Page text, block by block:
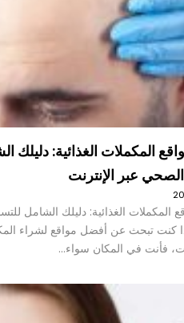
المكملات الغذائية: دليلك
عبر الإنترنت
المكملات الغذائية: دليلك الشامل
كنت تبحث عن أفضل مواقع لشراء
فأنت في المكان سواء…